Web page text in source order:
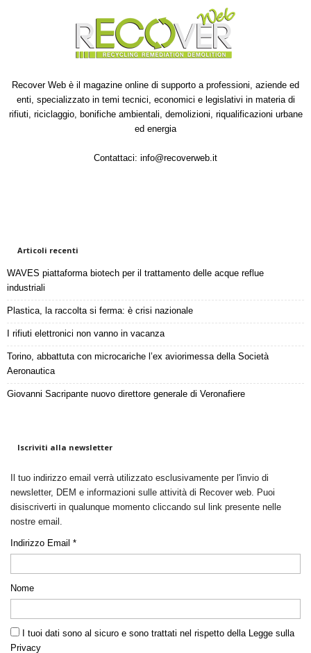
Recover Web è il magazine online di supporto a professioni, aziende ed
enti, specializzato in temi tecnici, economici e legislativi in materia di
rifiuti, riciclaggio, bonifiche ambientali, demolizioni, riqualificazioni urbane
ed energia
Contattaci: info@recoverweb.it
Articoli recenti
WAVES piattaforma biotech per il trattamento delle acque reflue
industriali
Plastica, la raccolta si ferma: è crisi nazionale
I rifiuti elettronici non vanno in vacanza
Torino, abbattuta con microcariche l’ex aviorimessa della Società
Aeronautica
Giovanni Sacripante nuovo direttore generale di Veronafiere
Iscriviti alla newsletter
Il tuo indirizzo email verrà utilizzato esclusivamente per l'invio di
newsletter, DEM e informazioni sulle attività di Recover web. Puoi
disiscriverti in qualunque momento cliccando sul link presente nelle
nostre email.
Indirizzo Email *
Nome
I tuoi dati sono al sicuro e sono trattati nel rispetto della Legge sulla
Privacy